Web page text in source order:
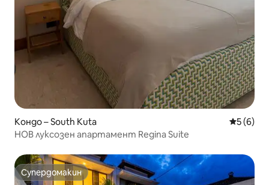
Кондо – South Kuta Средна
5 (6)
НОВ луксозен апартамент Regina Suite
Супердомакин
Супердомакин